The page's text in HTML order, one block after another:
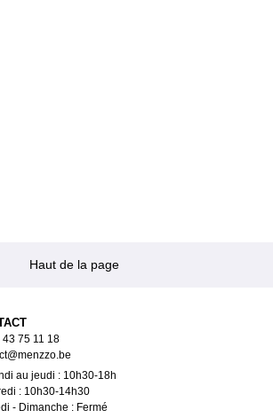
Haut de la page
43 75 11 18
au jeudi : 10h30-18h
: 10h30-14h30
- Dimanche : Fermé